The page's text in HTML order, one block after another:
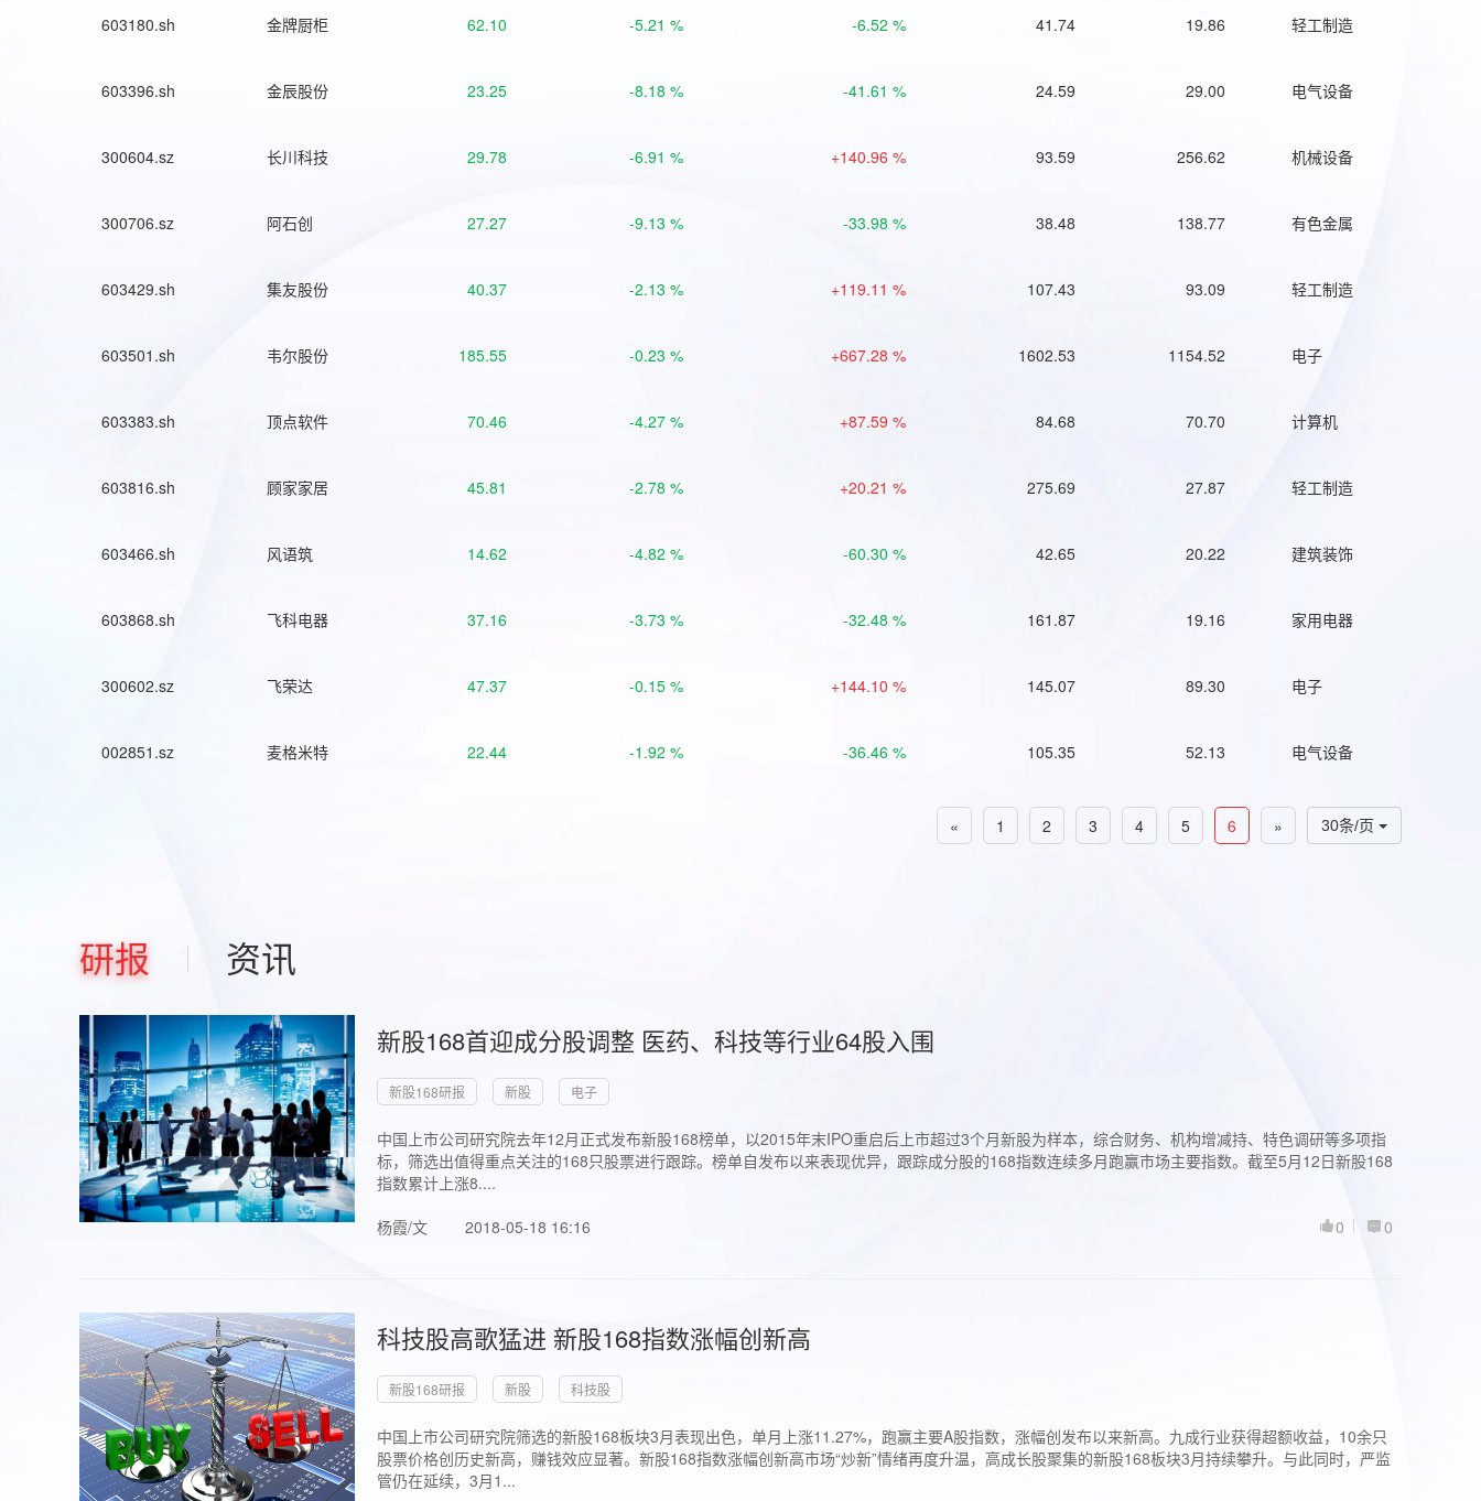
603180.sh 金牌厨柜 62.10 -5.21 % -6.52 % 41.74 19.86 轻工制造
603396.sh 金辰股份 23.25 -8.18 % -41.61 % 24.59 29.00 电气设备
300604.sz 长川科技 29.78 -6.91 % +140.96 % 93.59 256.62 机械设备
300706.sz 阿石创 27.27 -9.13 % -33.98 % 38.48 138.77 有色金属
603429.sh 集友股份 40.37 -2.13 % +119.11 % 107.43 93.09 轻工制造
603501.sh 韦尔股份 185.55 -0.23 % +667.28 % 1602.53 1154.52 电子
603383.sh 顶点软件 70.46 -4.27 % +87.59 % 84.68 70.70 计算机
603816.sh 顾家家居 45.81 -2.78 % +20.21 % 275.69 27.87 轻工制造
603466.sh 风语筑 14.62 -4.82 % -60.30 % 42.65 20.22 建筑装饰
603868.sh 飞科电器 37.16 -3.73 % -32.48 % 161.87 19.16 家用电器
300602.sz 飞荣达 47.37 -0.15 % +144.10 % 145.07 89.30 电子
002851.sz 麦格米特 22.44 -1.92 % -36.46 % 105.35 52.13 电气设备
30条/页
« 1 2 3 4 5 6 »
研报 资讯
新股168首迎成分股调整 医药、科技等行业64股入围
新股168研报 新股 电子
中国上市公司研究院去年12月正式发布新股168榜单，以2015年末IPO重启后上市超过3个月新股为样本，综合财务、机构增减持、特色调研等多项指
标，筛选出值得重点关注的168只股票进行跟踪。榜单自发布以来表现优异，跟踪成分股的168指数连续多月跑赢市场主要指数。截至5月12日新股168
指数累计上涨8....
杨霞/文
2018-05-18 16:16 0
0
科技股高歌猛进 新股168指数涨幅创新高
新股168研报 新股 科技股
中国上市公司研究院筛选的新股168板块3月表现出色，单月上涨11.27%，跑赢主要A股指数，涨幅创发布以来新高。九成行业获得超额收益，10余只
股票价格创历史新高，赚钱效应显著。新股168指数涨幅创新高市场“炒新”情绪再度升温，高成长股聚集的新股168板块3月持续攀升。与此同时，严监
管仍在延续，3月1...